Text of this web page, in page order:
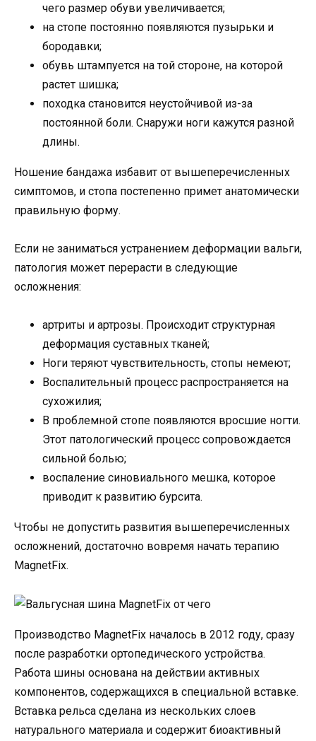
чего размер обуви увеличивается;
на стопе постоянно появляются пузырьки и
бородавки;
обувь штампуется на той стороне, на которой
растет шишка;
походка становится неустойчивой из-за
постоянной боли. Снаружи ноги кажутся разной
длины.
Ношение бандажа избавит от вышеперечисленных
симптомов, и стопа постепенно примет анатомически
правильную форму.
Если не заниматься устранением деформации вальги,
патология может перерасти в следующие
осложнения:
артриты и артрозы. Происходит структурная
деформация суставных тканей;
Ноги теряют чувствительность, стопы немеют;
Воспалительный процесс распространяется на
сухожилия;
В проблемной стопе появляются вросшие ногти.
Этот патологический процесс сопровождается
сильной болью;
воспаление синовиального мешка, которое
приводит к развитию бурсита.
Чтобы не допустить развития вышеперечисленных
осложнений, достаточно вовремя начать терапию
MagnetFix.
Производство MagnetFix началось в 2012 году, сразу
после разработки ортопедического устройства.
Работа шины основана на действии активных
компонентов, содержащихся в специальной вставке.
Вставка рельса сделана из нескольких слоев
натурального материала и содержит биоактивный